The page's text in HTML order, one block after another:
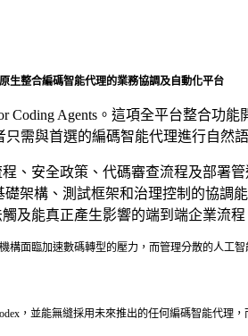
生整合編碼智能代理的業務協調及自動化平台
Agents。這項全平台整合功
需與首選的編碼智能代理進行自然
、安全政策、代碼審查流程及部署
架構、測試框架和治理控制的協調
及能真正產生影響的端到端企業流程
面臨加速數碼轉型的壓力，而管理分散的人工
，並能無縫採用未來推出的任何編碼智能代理